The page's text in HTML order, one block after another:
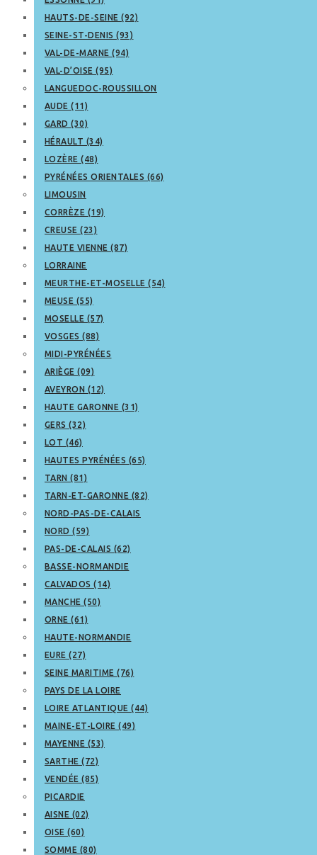
HAUTS-DE-SEINE (92)
SEINE-ST-DENIS (93)
VAL-DE-MARNE (94)
VAL-D’OISE (95)
LANGUEDOC-ROUSSILLON
AUDE (11)
GARD (30)
HÉRAULT (34)
LOZÈRE (48)
PYRÉNÉES ORIENTALES (66)
LIMOUSIN
CORRÈZE (19)
CREUSE (23)
HAUTE VIENNE (87)
LORRAINE
MEURTHE-ET-MOSELLE (54)
MEUSE (55)
MOSELLE (57)
VOSGES (88)
MIDI-PYRÉNÉES
ARIÈGE (09)
AVEYRON (12)
HAUTE GARONNE (31)
GERS (32)
LOT (46)
HAUTES PYRÉNÉES (65)
TARN (81)
TARN-ET-GARONNE (82)
NORD-PAS-DE-CALAIS
NORD (59)
PAS-DE-CALAIS (62)
BASSE-NORMANDIE
CALVADOS (14)
MANCHE (50)
ORNE (61)
HAUTE-NORMANDIE
EURE (27)
SEINE MARITIME (76)
PAYS DE LA LOIRE
LOIRE ATLANTIQUE (44)
MAINE-ET-LOIRE (49)
MAYENNE (53)
SARTHE (72)
VENDÉE (85)
PICARDIE
AISNE (02)
OISE (60)
SOMME (80)